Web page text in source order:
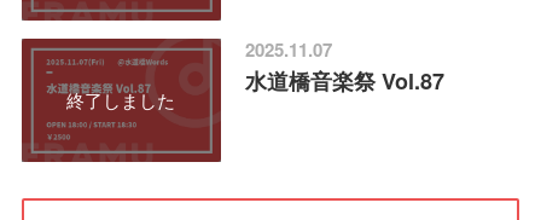
終了しました
2025.11.07
水道橋音楽祭 Vol.87